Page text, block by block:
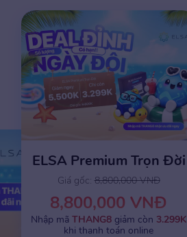
ELSA Premium Trọn Đời
Giá gốc: 8,800,000 VNĐ
8,800,000 VNĐ
Nhập mã THANG8 giảm còn 3.299K
khi thanh toán online